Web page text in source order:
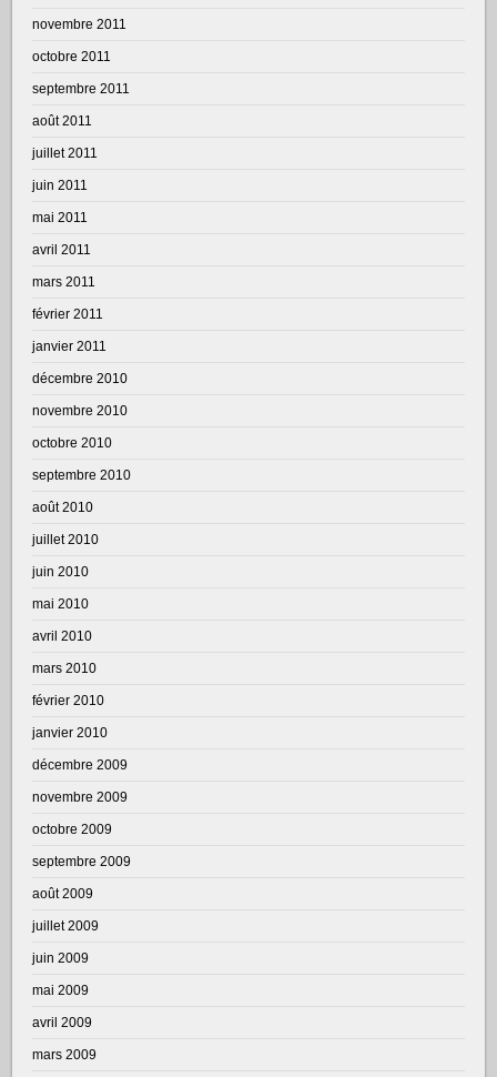
novembre 2011
octobre 2011
septembre 2011
août 2011
juillet 2011
juin 2011
mai 2011
avril 2011
mars 2011
février 2011
janvier 2011
décembre 2010
novembre 2010
octobre 2010
septembre 2010
août 2010
juillet 2010
juin 2010
mai 2010
avril 2010
mars 2010
février 2010
janvier 2010
décembre 2009
novembre 2009
octobre 2009
septembre 2009
août 2009
juillet 2009
juin 2009
mai 2009
avril 2009
mars 2009